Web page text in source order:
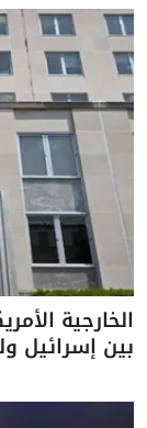
الخارجية
بين إسرائيل